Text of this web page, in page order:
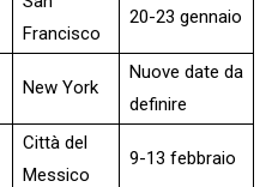
Francisco
20-23 gennaio
New York
Nuove date da
definire
Città del
Messico
9-13 febbraio